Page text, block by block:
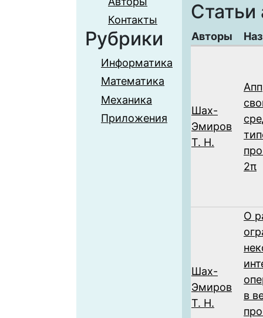
Контакты
Рубрики
Информатика
Математика
Механика
Приложения
Статьи
Авторы
Шах-
Эмиров
Т. Н.
2π
Шах-
Эмиров
Т. Н.
О
в